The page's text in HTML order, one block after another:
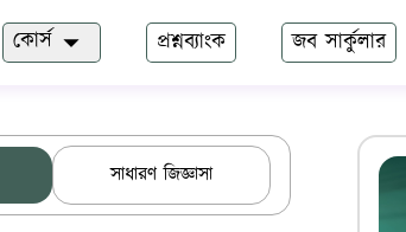
কোর্স প্রশ্নব্যাংক জব সার্কুলার
সাধারণ জিজ্ঞাসা